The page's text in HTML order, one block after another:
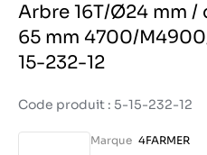
Arbre 16T/Ø24 mm
65 mm 4700/
15-232-12
Code produit : 5-15-232-12
Marque 4FARMER